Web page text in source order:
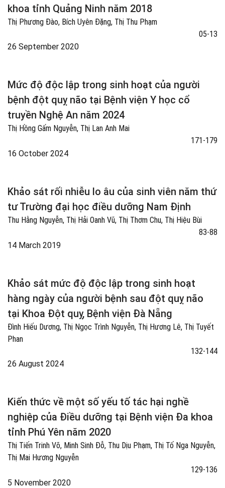
khoa tỉnh Quảng Ninh năm 2018
Thị Phương Đào, Bích Uyên Đặng, Thị Thu Phạm
05-13
26 September 2020
Mức độ độc lập trong sinh hoạt của người
bệnh đột quỵ não tại Bệnh viện Y học cổ
truyền Nghệ An năm 2024
Thị Hồng Gấm Nguyễn, Thị Lan Anh Mai
171-179
16 October 2024
Khảo sát rối nhiễu lo âu của sinh viên năm thứ
tư Trường đại học điều dưỡng Nam Định
Thu Hằng Nguyễn, Thị Hải Oanh Vũ, Thị Thơm Chu, Thị Hiệu Bùi
83-88
14 March 2019
Khảo sát mức độ độc lập trong sinh hoạt
hàng ngày của người bệnh sau đột quỵ não
tại Khoa Đột quỵ, Bệnh viện Đà Nẵng
Đình Hiếu Dương, Thị Ngọc Trình Nguyễn, Thị Hương Lê, Thị Tuyết
Phan
132-144
26 August 2024
Kiến thức về một số yếu tố tác hại nghề
nghiệp của Điều dưỡng tại Bệnh viện Đa khoa
tỉnh Phú Yên năm 2020
Thị Tiến Trinh Võ, Minh Sinh Đỗ, Thu Dịu Phạm, Thị Tố Nga Nguyễn,
Thị Mai Hương Nguyễn
129-136
5 November 2020